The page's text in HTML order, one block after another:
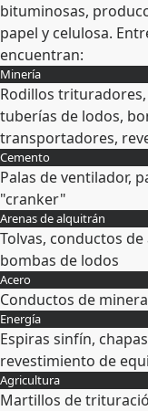
bituminosas,
papel y celulosa.
encuentran:
Minería
Rodillos
tuberías de lodos,
transportadores,
Expandir
Cemento
Palas de ventilador,
"cranker"
Expandir
Arenas de alquitrán
Tolvas, conductos
bombas de lodos
Expandir
Acero
Conductos de
Expandir
Energía
Espiras sinfín,
revestimiento de
Expandir
Agricultura
Martillos de